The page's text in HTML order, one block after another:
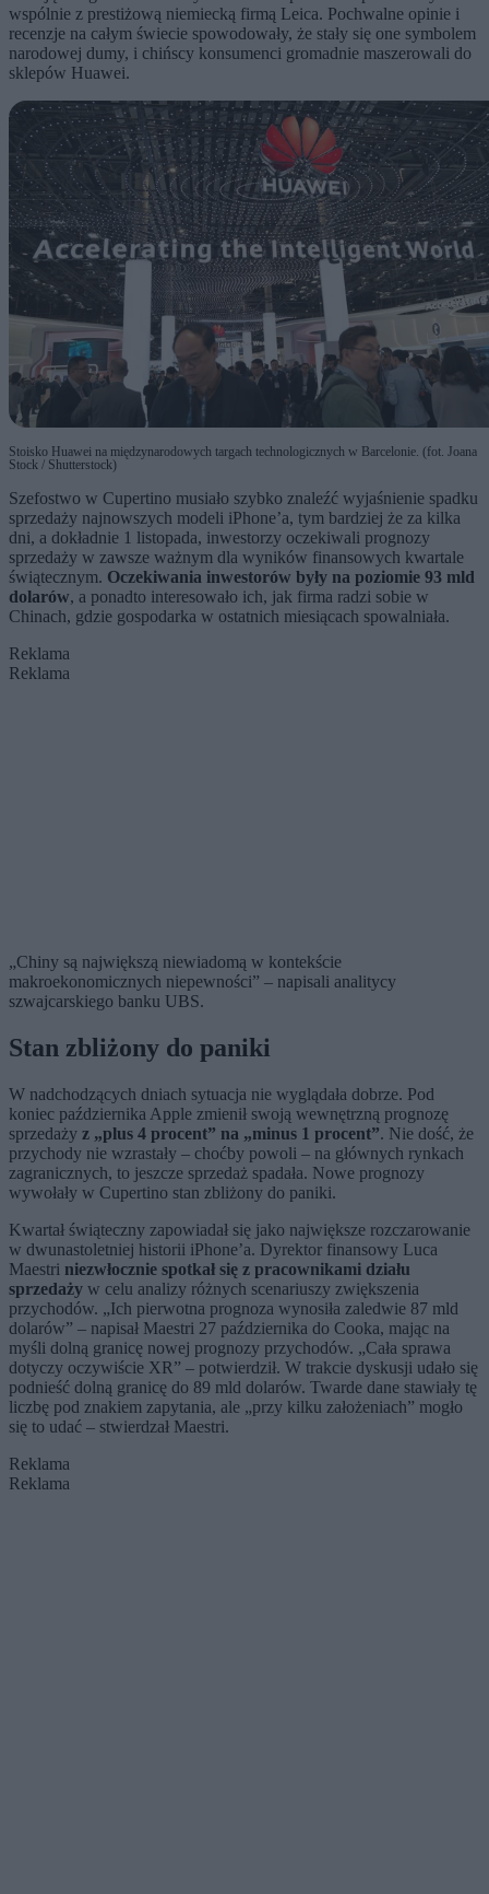
wspólnie z prestiżową niemiecką firmą Leica. Pochwalne opinie i
recenzje na całym świecie spowodowały, że stały się one symbolem
narodowej dumy, i chińscy konsumenci gromadnie maszerowali do
sklepów Huawei.
Stoisko Huawei na międzynarodowych targach technologicznych w Barcelonie. (fot. Joana
Stock / Shutterstock)
Szefostwo w Cupertino musiało szybko znaleźć wyjaśnienie spadku
sprzedaży najnowszych modeli iPhone’a, tym bardziej że za kilka
dni, a dokładnie 1 listopada, inwestorzy oczekiwali prognozy
sprzedaży w zawsze ważnym dla wyników finansowych kwartale
świątecznym. Oczekiwania inwestorów były na poziomie 93 mld
dolarów, a ponadto interesowało ich, jak firma radzi sobie w
Chinach, gdzie gospodarka w ostatnich miesiącach spowalniała.
Reklama
Reklama
„Chiny są największą niewiadomą w kontekście
makroekonomicznych niepewności” – napisali analitycy
szwajcarskiego banku UBS.
Stan zbliżony do paniki
W nadchodzących dniach sytuacja nie wyglądała dobrze. Pod
koniec października Apple zmienił swoją wewnętrzną prognozę
sprzedaży z „plus 4 procent” na „minus 1 procent”. Nie dość, że
przychody nie wzrastały – choćby powoli – na głównych rynkach
zagranicznych, to jeszcze sprzedaż spadała. Nowe prognozy
wywołały w Cupertino stan zbliżony do paniki.
Kwartał świąteczny zapowiadał się jako największe rozczarowanie
w dwunastoletniej historii iPhone’a. Dyrektor finansowy Luca
Maestri niezwłocznie spotkał się z pracownikami działu
sprzedaży w celu analizy różnych scenariuszy zwiększenia
przychodów. „Ich pierwotna prognoza wynosiła zaledwie 87 mld
dolarów” – napisał Maestri 27 października do Cooka, mając na
myśli dolną granicę nowej prognozy przychodów. „Cała sprawa
dotyczy oczywiście XR” – potwierdził. W trakcie dyskusji udało się
podnieść dolną granicę do 89 mld dolarów. Twarde dane stawiały tę
liczbę pod znakiem zapytania, ale „przy kilku założeniach” mogło
się to udać – stwierdzał Maestri.
Reklama
Reklama